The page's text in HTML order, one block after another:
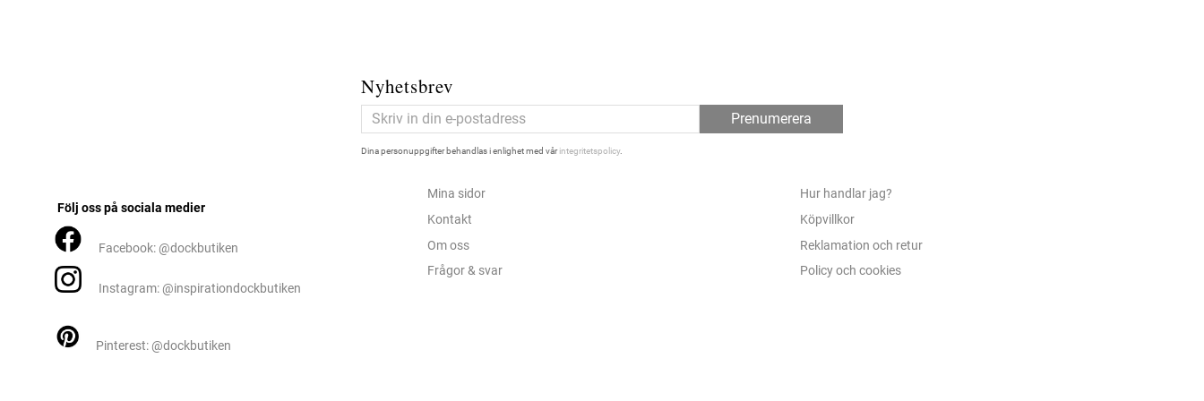
Nyhetsbrev
Prenumerera
Dina personuppgifter behandlas i enlighet med vårintegritetspolicy.
Följ oss på sociala medier
Facebook: @dockbutiken
Instagram: @inspirationdockbutiken
Pinterest: @dockbutiken
Mina sidor
Kontakt
Om oss
Frågor & svar
Hur handlar jag?
Köpvillkor
Reklamation och retur
Policy och cookies